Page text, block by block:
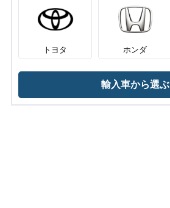
トヨタ ホンダ
輸入車から選ぶ